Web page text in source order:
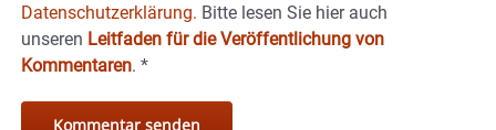
Datenschutzerklärung. Bitte lesen Sie hier auch
unseren Leitfaden für die Veröffentlichung von
Kommentaren. *